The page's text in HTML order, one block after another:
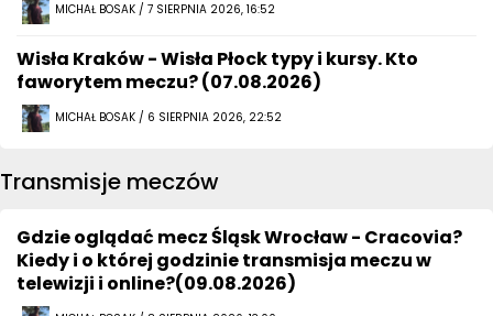
MICHAŁ BOSAK / 7 SIERPNIA 2026, 16:52
Wisła Kraków - Wisła Płock typy i kursy. Kto
faworytem meczu? (07.08.2026)
MICHAŁ BOSAK / 6 SIERPNIA 2026, 22:52
Transmisje meczów
Gdzie oglądać mecz Śląsk Wrocław - Cracovia?
Kiedy i o której godzinie transmisja meczu w
telewizji i online?(09.08.2026)